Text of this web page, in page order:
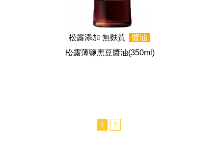
松露添加 無麩質
醬油
松露薄鹽黑豆醬油(350ml)
1 2